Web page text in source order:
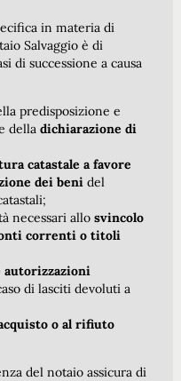
in materia di
Salvaggio è di
di successione a causa
predisposizione e
della dichiarazione di
catastale a favore
dei beni del
necessari allosvincolo
correnti o titoli
autorizzazioni
di lasciti devoluti a
o al rifiuto
del notaio assicura di